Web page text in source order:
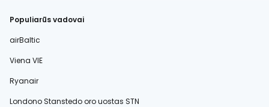
Populiarūs vadovai
airBaltic
Viena VIE
Ryanair
Londono Stanstedo oro uostas STN